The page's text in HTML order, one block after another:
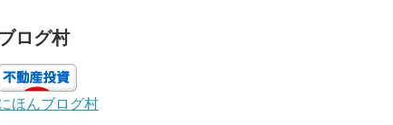
ログ村
ほんブログ村